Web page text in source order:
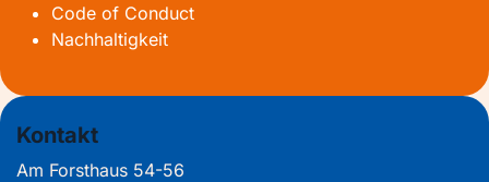
Code of Conduct
Nachhaltigkeit
Kontakt
Am Forsthaus 54-56